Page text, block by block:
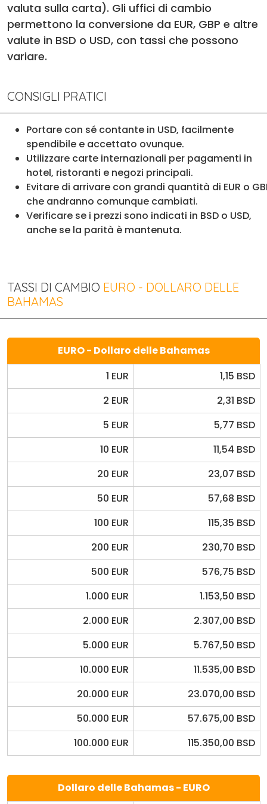
valuta sulla carta). Gli uffici di cambio
permettono la conversione da EUR, GBP e altre
valute in BSD o USD, con tassi che possono
variare.
CONSIGLI PRATICI
Portare con sé contante in USD, facilmente
spendibile e accettato ovunque.
Utilizzare carte internazionali per pagamenti in
hotel, ristoranti e negozi principali.
Evitare di arrivare con grandi quantità di EUR o
che andranno comunque cambiati.
Verificare se i prezzi sono indicati in BSD o USD,
anche se la parità è mantenuta.
TASSI DI CAMBIO EURO - DOLLARO DELLE
BAHAMAS
EURO - Dollaro delle Bahamas
1 EUR
1,15 BSD
2 EUR
2,31 BSD
5 EUR
5,77 BSD
10 EUR
11,54 BSD
20 EUR
23,07 BSD
50 EUR
57,68 BSD
100 EUR
115,35 BSD
200 EUR
230,70 BSD
500 EUR
576,75 BSD
1.000 EUR
1.153,50 BSD
2.000 EUR
2.307,00 BSD
5.000 EUR
5.767,50 BSD
10.000 EUR
11.535,00 BSD
20.000 EUR
23.070,00 BSD
50.000 EUR
57.675,00 BSD
100.000 EUR
115.350,00 BSD
Dollaro delle Bahamas - EURO